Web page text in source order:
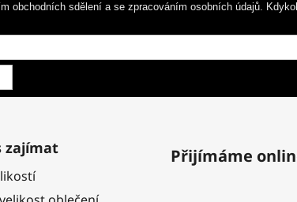
obchodních sdělení a se zpracováním osobních údajů.
zajímat Přijímáme